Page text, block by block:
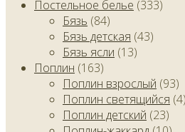
Постельное белье (333)
Бязь (84)
Бязь детская (43)
Бязь ясли (13)
Поплин (163)
Поплин взрослый (93)
Поплин светящийся (4)
Поплин детский (23)